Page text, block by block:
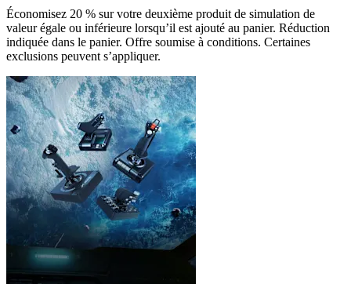
Économisez 20 % sur votre deuxième produit de simulation de
valeur égale ou inférieure lorsqu’il est ajouté au panier. Réduction
indiquée dans le panier. Offre soumise à conditions. Certaines
exclusions peuvent s’appliquer.